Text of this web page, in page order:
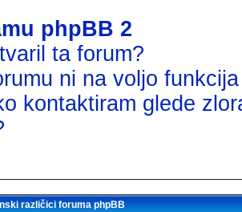
phpBB 2
ta forum?
ni na voljo
kontaktiram glede
različici foruma phpBB